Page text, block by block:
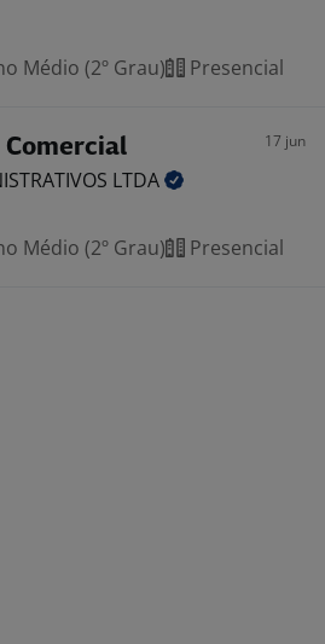
Médio (2º Grau) Presencial
Comercial 17 jun
LTDA
Médio (2º Grau) Presencial